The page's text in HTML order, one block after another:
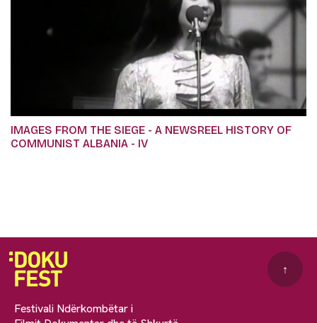
IMAGES FROM THE SIEGE - A NEWSREEL HISTORY OF
COMMUNIST ALBANIA - IV
Festivali Ndërkombëtar i
↑